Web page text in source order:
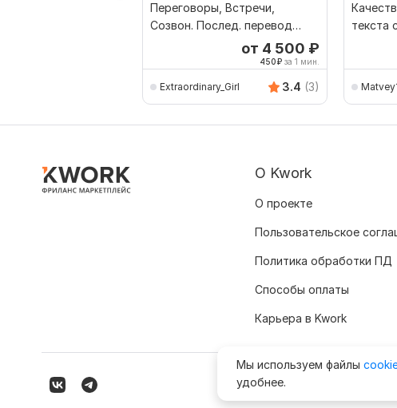
Переговоры, Встречи,
Созвон. Послед. перевод
Английский - Русскийот 4 500 ₽
450₽ за 1 мин.
Extraordinary_Girl 3.4 (3)
текста
Мы используем файлы
удобнее.
О Kwork
О проекте
Пользовательское
Политика обработки ПД
Способы оплаты
Карьера в Kwork